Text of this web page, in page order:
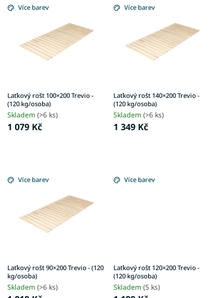
u
ý
u
k
t
ů
Více barev
Laťkový rošt 100×200 Trevio -
(120 kg/osoba)
Skladem (>6 ks)
1 079 Kč
Více barev
Laťkový rošt 140×200 Trevio -
(120 kg/osoba)
Skladem (>6 ks)
1 349 Kč
Více barev
Laťkový rošt 90×200 Trevio - (120
kg/osoba)
Skladem (>6 ks)
Více barev
Laťkový rošt 120×200 Trevio -
(120 kg/osoba)
Skladem (5 ks)